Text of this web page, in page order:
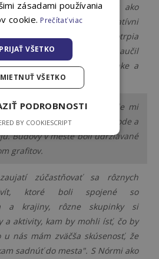
v prírode a viac športujú ako
a tiež menej komunikatívni
cudzincov, ale pozor, potrpia
kto tu chce žiť a pracovať naučil
číslo, účet v nórskej banke a
naladení. Na prechode mi
Voľný čas Nóri trávia v prírode a
Budovy v meste boli udržiavané
grafitov.
zúčastňovať sa rôznych
ktoré boli spojené so
a krajiny, rôzne skupinky si
a aktivity, kam by mohli ísť, čo by
nás mám zväčša skúsenosť, že
sadnúť do mesta". S Nórmi ako
zásadami používania
cookie. Prečítať viac
PRIJAŤ VŠETKO
VŠETKO
PODROBNOSTI
BY COOKIESCRIPT